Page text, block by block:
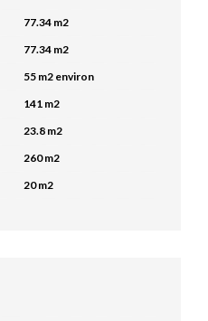
77.34 m2
77.34 m2
55 m2 environ
141 m2
23.8 m2
260 m2
20 m2